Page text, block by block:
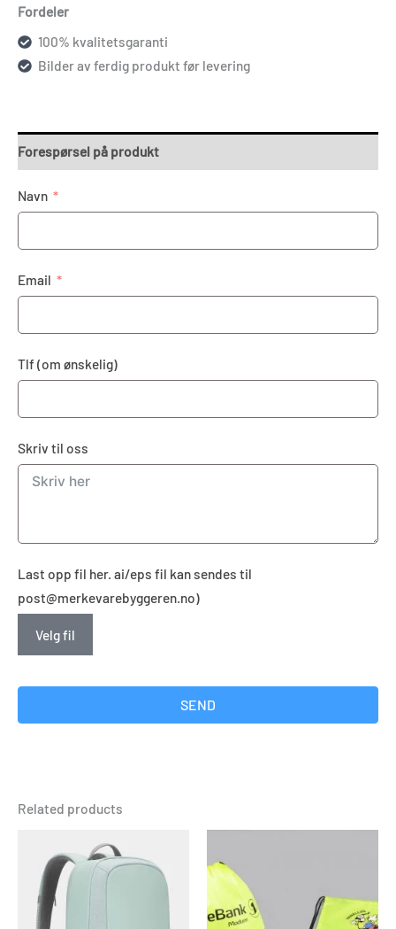
Fordeler
100% kvalitetsgaranti
Bilder av ferdig produkt før levering
Forespørsel på produkt
Navn
Email
Tlf (om ønskelig)
Skriv til oss
Last opp fil her. ai/eps fil kan sendes til
post@merkevarebyggeren.no)
Velg fil
SEND
Related products